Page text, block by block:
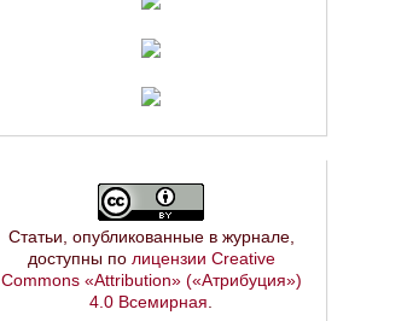
Статьи, опубликованные в журнале,
доступны по лицензии Creative
Commons «Attribution» («Атрибуция»)
4.0 Всемирная